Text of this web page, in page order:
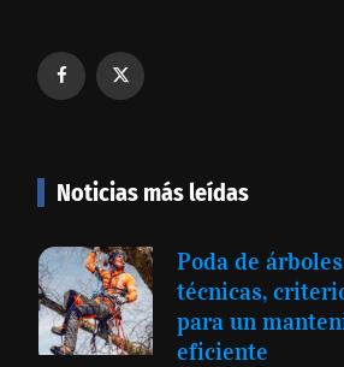
Noticias más leídas
Poda de
técnicas,
para un
eficiente